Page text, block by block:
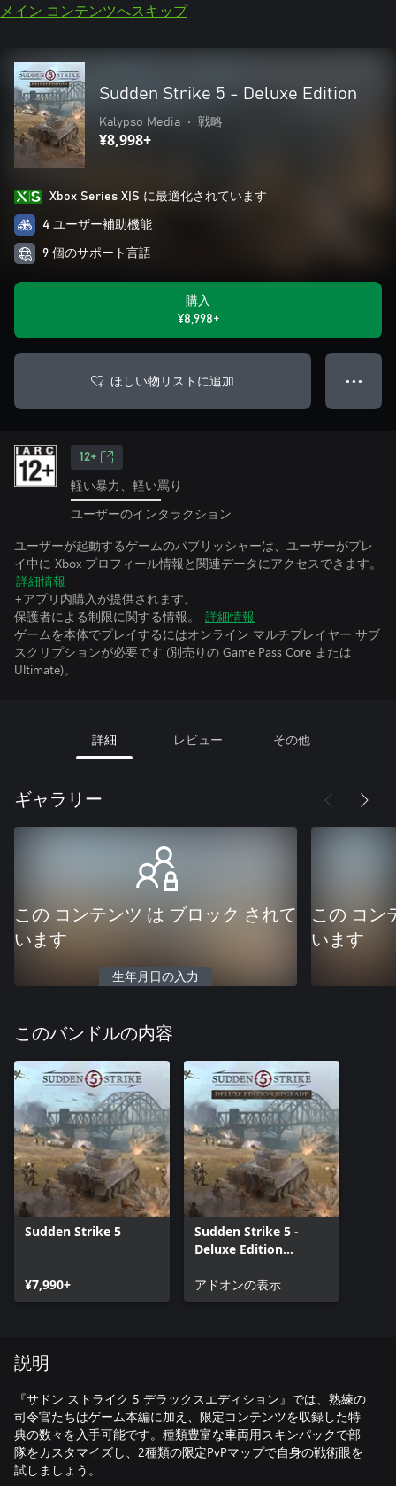
メイン コンテンツへスキップ
Sudden Strike 5 - Deluxe Edition
Kalypso Media • 戦略
¥8,998+
Xbox Series X|S に最適化されています
4 ユーザー補助機能
9 個のサポート言語
購入
¥8,998+
ほしい物リストに追加 ● ● ●
12+
軽い暴力、軽い罵り
ユーザーのインタラクション
ユーザーが起動するゲームのパブリッシャーは、ユーザーがプレ
イ中に Xbox プロフィール情報と関連データにアクセスできます。
詳細情報
+アプリ内購入が提供されます。
保護者による制限に関する情報。
詳細情報
ゲームを本体でプレイするにはオンライン マルチプレイヤー サブ
スクリプションが必要です (別売りの Game Pass Core または
Ultimate)。
詳細 レビュー その他
ギャラリー
この コンテンツ は ブロック されて
います
生年月日の入力
この コン
います
このバンドルの内容
Sudden Strike 5
¥7,990+
Sudden Strike 5 -
Deluxe Edition
アドオンの表示
説明
『サドン ストライク 5 デラックスエディション』では、熟練の
司令官たちはゲーム本編に加え、限定コンテンツを収録した特
典の数々を入手可能です。種類豊富な車両用スキンパックで部
隊をカスタマイズし、2種類の限定PvPマップで自身の戦術眼を
試しましょう。